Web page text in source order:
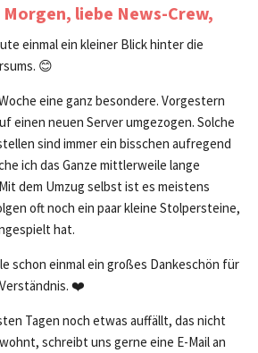
liebe News-Crew,
einmal ein kleiner Blick hinter die
😊
eine ganz besondere. Vorgestern
einen neuen Server umgezogen. Solche
sind immer ein bisschen aufregend
ich das Ganze mittlerweile lange
dem Umzug selbst ist es meistens
oft noch ein paar kleine Stolpersteine,
hat.
schon einmal ein großes Dankeschön für
❤️
Tagen noch etwas auffällt, das nicht
schreibt uns gerne eine E-Mail an